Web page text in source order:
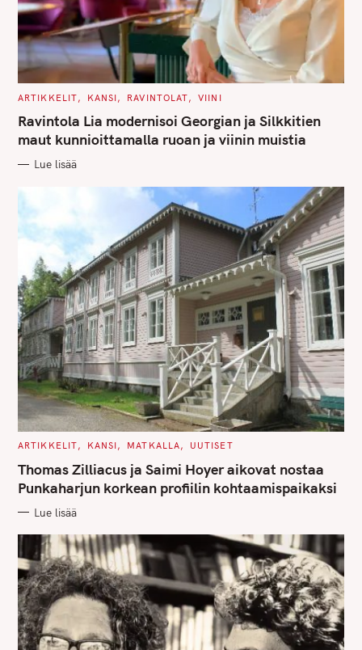
C
T
E
G
O
I
ARTIKKELIT KANSI RAVINTOLAT VIINI
Ravintola Lia modernisoi Georgian ja Silkkitien
maut kunnioittamalla ruoan ja viinin muistia
Lue lisää
C
T
E
G
O
I
S
ARTIKKELIT KANSI MATKALLA UUTISET
Thomas Zilliacus ja Saimi Hoyer aikovat nostaa
Punkaharjun korkean profiilin kohtaamispaikaksi
Lue lisää